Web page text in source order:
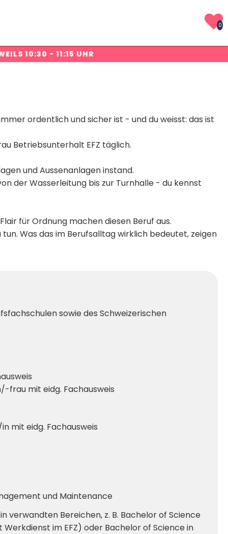
0
10:30 - 11:15 UHR
ordentlich und sicher ist - und du weisst: das ist
Betriebsunterhalt EFZ täglich.
und Aussenanlagen instand.
der Wasserleitung bis zur Turnhalle - du kennst
für Ordnung machen diesen Beruf aus.
Was das im Berufsalltag wirklich bedeutet, zeigen
sowie des Schweizerischen
frau mit eidg. Fachausweis
mit eidg. Fachausweis
und Maintenance
verwandten Bereichen, z. B. Bachelor of Science
im EFZ) oder Bachelor of Science in